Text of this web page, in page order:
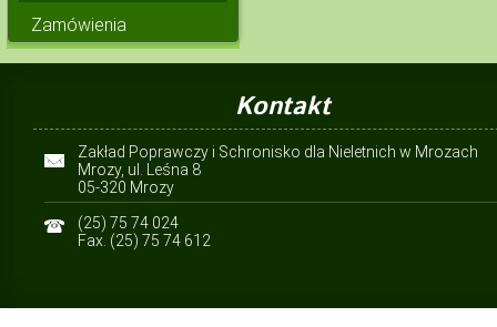
Zamówienia
Kontakt
Zakład Poprawczy i Schronisko dla Nieletnich w Mrozach
Mrozy, ul. Leśna 8
05-320 Mrozy
(25) 75 74 024
Fax. (25) 75 74 612